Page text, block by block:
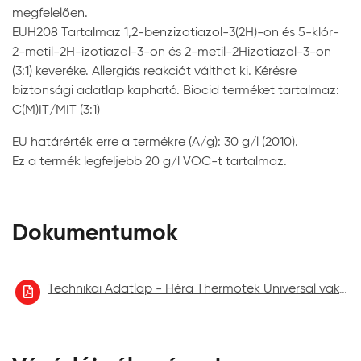
módjától, a felülettől és a hígítástól. A megadott értékek
csak tájékoztató jellegűek. Az anyagszükséglet pontos
értékét adott esetben a bevonandó falfelületen kell
meghatározni. A megfelelő tartósság és védelem
eléréséhez a felületre szükséges a fentebb megadott
anyagmennyiséget felhordani.
A feldolgozás hőmérséklete:
Javasolt +5-25 oC közötti anyag, alapfelület és levegő
esőben. Ilyenkor a festék száradása jelentősen lelassul,
ami nem megfelelő végeredményhez vezethet. A friss
vakolatot a teljes száradásig védeni kell a csapadéktól.
Tűző napon és erős szélben sem szabad a felhordást
végezni, mert a gyorsabb száradás esetenként rosszabb
megfelelően.
EUH208 Tartalmaz 1,2-benzizotiazol-3(2H)-on és 5-klór-
2-metil-2H-izotiazol-3-on és 2-metil-2Hizotiazol-3-on
(3:1) keveréke. Allergiás reakciót válthat ki. Kérésre
biztonsági adatlap kapható. Biocid terméket tartalmaz:
C(M)IT/MIT (3:1)
EU határérték erre a termékre (A/g): 30 g/l (2010).
Ez a termék legfeljebb 20 g/l VOC-t tartalmaz.
Dokumentumok
Technikai Adatlap - Héra Thermotek Universal vakolatalapozó